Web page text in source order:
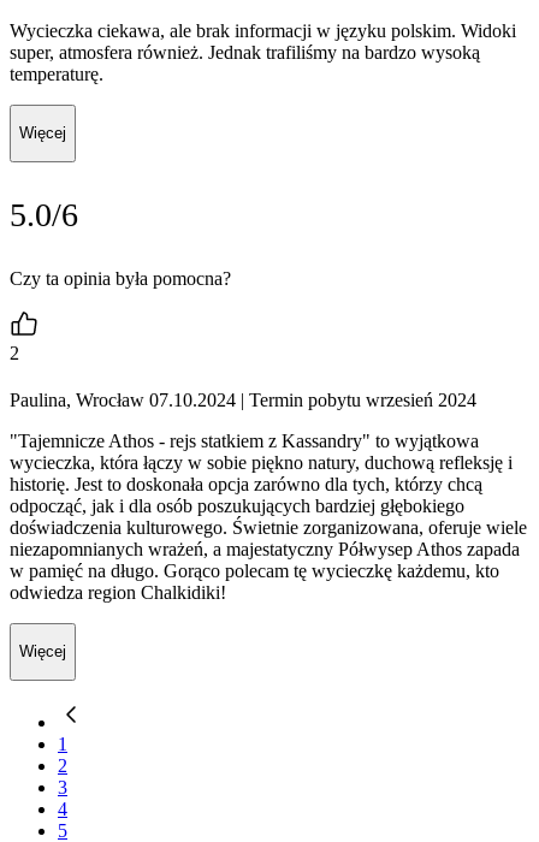
Wycieczka ciekawa, ale brak informacji w języku polskim. Widoki
super, atmosfera również. Jednak trafiliśmy na bardzo wysoką
temperaturę.
Więcej
5.0/6
Czy ta opinia była pomocna?
2
Paulina, Wrocław 07.10.2024 | Termin pobytu wrzesień 2024
"Tajemnicze Athos - rejs statkiem z Kassandry" to wyjątkowa
wycieczka, która łączy w sobie piękno natury, duchową refleksję i
historię. Jest to doskonała opcja zarówno dla tych, którzy chcą
odpocząć, jak i dla osób poszukujących bardziej głębokiego
doświadczenia kulturowego. Świetnie zorganizowana, oferuje wiele
niezapomnianych wrażeń, a majestatyczny Półwysep Athos zapada
w pamięć na długo. Gorąco polecam tę wycieczkę każdemu, kto
odwiedza region Chalkidiki!
Więcej
1
2
3
4
5